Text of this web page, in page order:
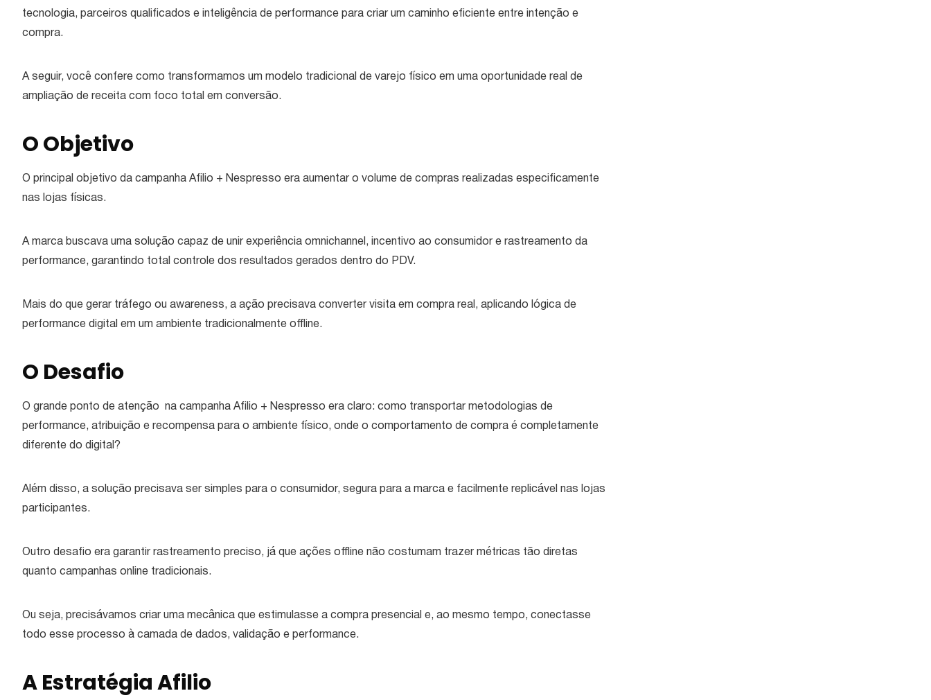
tecnologia, parceiros qualificados e inteligência de performance para criar um caminho eficiente entre intenção e
compra.
A seguir, você confere como transformamos um modelo tradicional de varejo físico em uma oportunidade real de
ampliação de receita com foco total em conversão.
O Objetivo
O principal objetivo da campanha Afilio + Nespresso era aumentar o volume de compras realizadas especificamente
nas lojas físicas.
A marca buscava uma solução capaz de unir experiência omnichannel, incentivo ao consumidor e rastreamento da
performance, garantindo total controle dos resultados gerados dentro do PDV.
Mais do que gerar tráfego ou awareness, a ação precisava converter visita em compra real, aplicando lógica de
performance digital em um ambiente tradicionalmente offline.
O Desafio
O grande ponto de atenção na campanha Afilio + Nespresso era claro: como transportar metodologias de
performance, atribuição e recompensa para o ambiente físico, onde o comportamento de compra é completamente
diferente do digital?
Além disso, a solução precisava ser simples para o consumidor, segura para a marca e facilmente replicável nas lojas
participantes.
Outro desafio era garantir rastreamento preciso, já que ações offline não costumam trazer métricas tão diretas
quanto campanhas online tradicionais.
Ou seja, precisávamos criar uma mecânica que estimulasse a compra presencial e, ao mesmo tempo, conectasse
todo esse processo à camada de dados, validação e performance.
A Estratégia Afilio